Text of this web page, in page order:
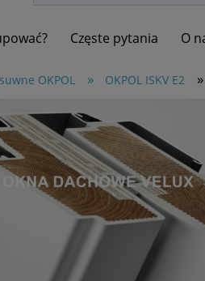
Częste pytania O
OKPOL » OKPOL ISKV E2 »